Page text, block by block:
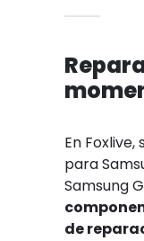
En
para
Samsung
de